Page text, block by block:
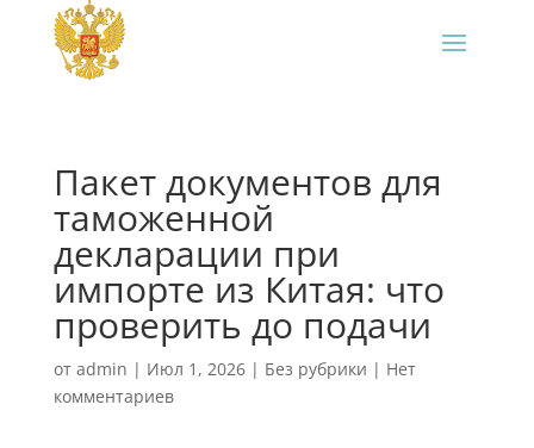
Пакет документов для
таможенной
декларации при
импорте из Китая: что
проверить до подачи
от admin | Июл 1, 2026| Без рубрики | Нет
комментариев